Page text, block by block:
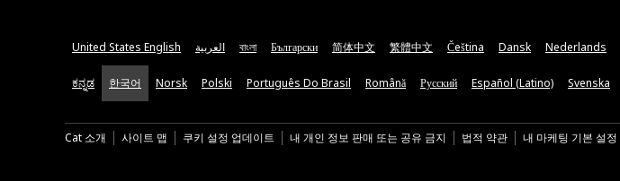
United States English العربية বাংলা Български 简体中文 繁體中文 Čeština Dansk Nederlands
ಕನ್ನಡ 한국어 Norsk Polski Português Do Brasil Română Русский Español (Latino) Svenska
Cat 소개 사이트 맵 쿠키 설정 업데이트 내 개인 정보 판매 또는 공유 금지 법적 약관 내 마케팅 기본 설정